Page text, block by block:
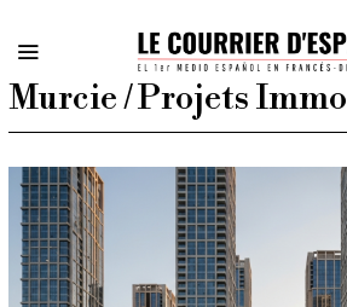
Murcie / Projets Immo